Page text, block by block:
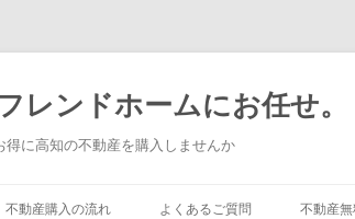
レンドホームにお任せ。
に高知の不動産を購入しませんか
不動産購入の流れ よくあるご質問 不動産